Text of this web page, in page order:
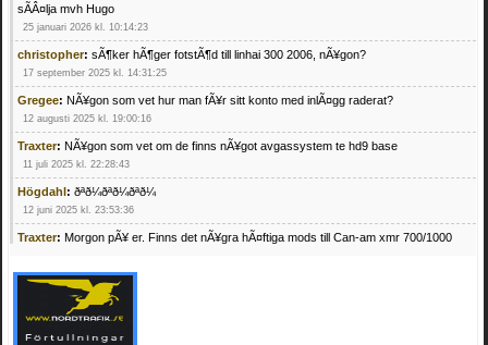
sÃÂ¤lja mvh Hugo
25 januari 2026 kl. 10:14:23
christopher: sÃ¶ker hÃ¶ger fotstÃ¶d till linhai 300 2006, nÃ¥gon?
17 september 2025 kl. 14:31:25
Gregee: NÃ¥gon som vet hur man fÃ¥r sitt konto med inlÃ¤gg raderat?
12 augusti 2025 kl. 19:00:16
Traxter: NÃ¥gon som vet om de finns nÃ¥got avgassystem te hd9 base
11 juli 2025 kl. 22:28:43
Högdahl: ðªð¼ðªð¼ðªð¼
12 juni 2025 kl. 23:53:36
Traxter: Morgon pÃ¥ er. Finns det nÃ¥gra hÃ¤ftiga mods till Can-am xmr 700/1000
Mrhandsome:SÃ¶ker defekta/trasiga fyrhjulingar. Jag betalar bra och du kan nÃ¥ mig
pÃ¥ 0709955029 eller hv.alexandersson@gmail.com ifall du har en som du vill sÃ¤lja
mvh Hugo
21 februari 2025 kl. 09:25:52